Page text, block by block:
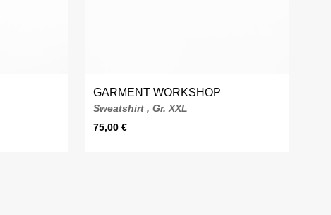
GARMENT WORKSHOP
Sweatshirt , Gr. XXL
75,00€